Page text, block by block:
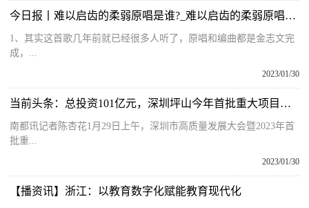
今日报丨难以启齿的柔弱原唱是谁?_难以启齿的柔弱原唱是谁
1、其实这首歌几年前就已经很多人听了，原唱和编曲都是金志文完
成，...
2023/01/30
当前头条：总投资101亿元，深圳坪山今年首批重大项目集中启动
南都讯记者陈杏花1月29日上午，深圳市高质量发展大会暨2023年首
批重...
2023/01/30
【播资讯】浙江：以教育数字化赋能教育现代化